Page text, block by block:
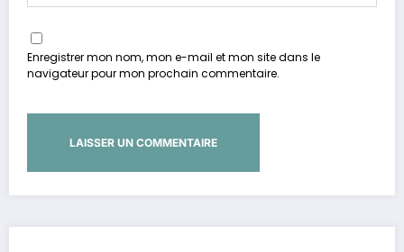
Enregistrer mon nom, mon e-mail et mon site dans le
navigateur pour mon prochain commentaire.